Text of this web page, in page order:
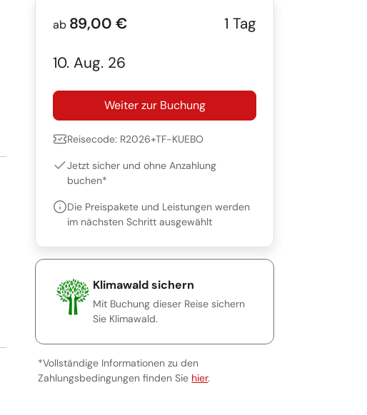
ab 89,00 € 1 Tag
10. Aug. 26
Weiter zur Buchung
Reisecode: R2026+TF-KUEBO
Jetzt sicher und ohne Anzahlung
buchen*
Die Preispakete und Leistungen werden
im nächsten Schritt ausgewählt
Klimawald sichern
Mit Buchung dieser Reise sichern
Sie Klimawald.
*Vollständige Informationen zu den
Zahlungsbedingungen finden Sie Vollständige Informationen zu den
hier.